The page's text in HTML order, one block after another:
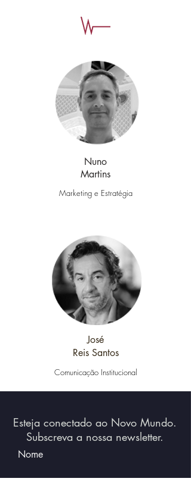
Nuno
Martins
Marketing e Estratégia
José
Reis Santos
Comunicação Institucional
Esteja conectado ao Novo Mundo.
Subscreva a nossa newsletter.
Nome